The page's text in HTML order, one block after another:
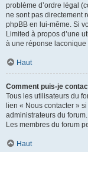
problème d’ordre légal
ne sont pas directement
phpBB en lui-même. Si
Limited à propos d’une
à une réponse
Haut
Comment puis-je
Tous les utilisateurs du
lien « Nous contacter »
administrateurs du forum.
Les membres du forum
Haut